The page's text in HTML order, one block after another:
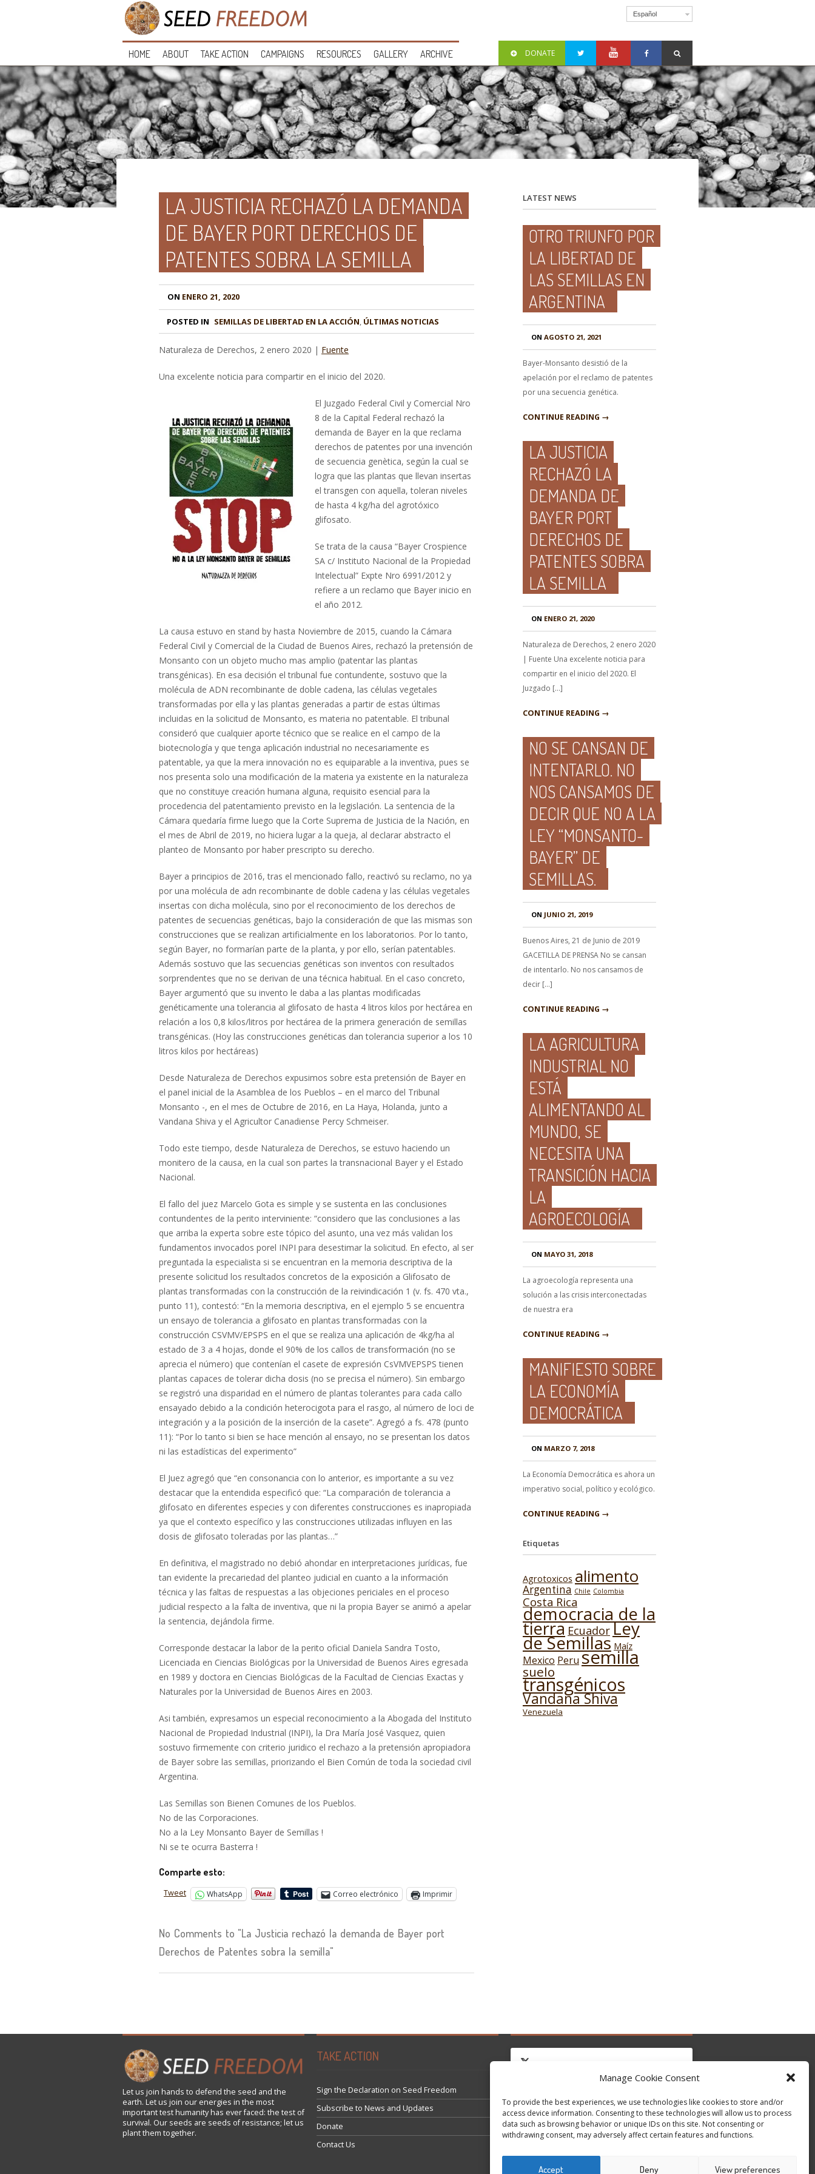
Manage Cookie Consent
To provide the best experiences, we use technologies like cookies to store and/or
access device information. Consenting to these technologies will allow us to process
data such as browsing behavior or unique IDs on this site. Not consenting or
withdrawing consent, may adversely affect certain features and functions.
Accept Deny View preferences
Español
HOME ABOUT TAKE ACTION CAMPAIGNS RESOURCES GALLERY ARCHIVE DONATE
LA JUSTICIA RECHAZÓ LA DEMANDA
DE BAYER PORT DERECHOS DE
PATENTES SOBRA LA SEMILLA
ON ENERO 21, 2020
POSTED IN SEMILLAS DE LIBERTAD EN LA ACCIÓN, ÚLTIMAS NOTICIAS
Naturaleza de Derechos, 2 enero 2020 | Fuente
Una excelente noticia para compartir en el inicio del 2020.
El Juzgado Federal Civil y Comercial Nro
8 de la Capital Federal rechazó la
demanda de Bayer en la que reclama
derechos de patentes por una invención
de secuencia genètica, según la cual se
logra que las plantas que llevan insertas
el transgen con aquella, toleran niveles
de hasta 4 kg/ha del agrotóxico
glifosato.
Se trata de la causa “Bayer Crospience
SA c/ Instituto Nacional de la Propiedad
Intelectual” Expte Nro 6991/2012 y
refiere a un reclamo que Bayer inicio en
el año 2012.
La causa estuvo en stand by hasta Noviembre de 2015, cuando la Cámara
Federal Civil y Comercial de la Ciudad de Buenos Aires, rechazó la pretensión de
Monsanto con un objeto mucho mas amplio (patentar las plantas
transgénicas). En esa decisión el tribunal fue contundente, sostuvo que la
molécula de ADN recombinante de doble cadena, las células vegetales
transformadas por ella y las plantas generadas a partir de estas últimas
incluidas en la solicitud de Monsanto, es materia no patentable. El tribunal
consideró que cualquier aporte técnico que se realice en el campo de la
biotecnología y que tenga aplicación industrial no necesariamente es
patentable, ya que la mera innovación no es equiparable a la inventiva, pues se
nos presenta solo una modificación de la materia ya existente en la naturaleza
que no constituye creación humana alguna, requisito esencial para la
procedencia del patentamiento previsto en la legislación. La sentencia de la
Cámara quedaría firme luego que la Corte Suprema de Justicia de la Nación, en
el mes de Abril de 2019, no hiciera lugar a la queja, al declarar abstracto el
planteo de Monsanto por haber prescripto su derecho.
Bayer a principios de 2016, tras el mencionado fallo, reactivó su reclamo, no ya
por una molécula de adn recombinante de doble cadena y las células vegetales
insertas con dicha molécula, sino por el reconocimiento de los derechos de
patentes de secuencias genéticas, bajo la consideración de que las mismas son
construcciones que se realizan artificialmente en los laboratorios. Por lo tanto,
según Bayer, no formarían parte de la planta, y por ello, serían patentables.
Además sostuvo que las secuencias genéticas son inventos con resultados
sorprendentes que no se derivan de una técnica habitual. En el caso concreto,
Bayer argumentó que su invento le daba a las plantas modificadas
genéticamente una tolerancia al glifosato de hasta 4 litros kilos por hectárea en
relación a los 0,8 kilos/litros por hectárea de la primera generación de semillas
transgénicas. (Hoy las construcciones genéticas dan tolerancia superior a los 10
litros kilos por hectáreas)
Desde Naturaleza de Derechos expusimos sobre esta pretensión de Bayer en
el panel inicial de la Asamblea de los Pueblos – en el marco del Tribunal
Monsanto -, en el mes de Octubre de 2016, en La Haya, Holanda, junto a
Vandana Shiva y el Agricultor Canadiense Percy Schmeiser.
Todo este tiempo, desde Naturaleza de Derechos, se estuvo haciendo un
monitero de la causa, en la cual son partes la transnacional Bayer y el Estado
Nacional.
El fallo del juez Marcelo Gota es simple y se sustenta en las conclusiones
contundentes de la perito interviniente: “considero que las conclusiones a las
que arriba la experta sobre este tópico del asunto, una vez más validan los
fundamentos invocados porel INPI para desestimar la solicitud. En efecto, al ser
preguntada la especialista si se encuentran en la memoria descriptiva de la
presente solicitud los resultados concretos de la exposición a Glifosato de
plantas transformadas con la construcción de la reivindicación 1 (v. fs. 470 vta.,
punto 11), contestó: “En la memoria descriptiva, en el ejemplo 5 se encuentra
un ensayo de tolerancia a glifosato en plantas transformadas con la
construcción CSVMV/EPSPS en el que se realiza una aplicación de 4kg/ha al
estado de 3 a 4 hojas, donde el 90% de los callos de transformación (no se
aprecia el número) que contenían el casete de expresión CsVMV­EPSPS tienen
plantas capaces de tolerar dicha dosis (no se precisa el número). Sin embargo
se registró una disparidad en el número de plantas tolerantes para cada callo
ensayado debido a la condición heterocigota para el rasgo, al número de loci de
integración y a la posición de la inserción de la casete”. Agregó a fs. 478 (punto
11): “Por lo tanto si bien se hace mención al ensayo, no se presentan los datos
ni las estadísticas del experimento”
El Juez agregó que “en consonancia con lo anterior, es importante a su vez
destacar que la entendida especificó que: “La comparación de tolerancia a
glifosato en diferentes especies y con diferentes construcciones es inapropiada
ya que el contexto específico y las construcciones utilizadas influyen en las
dosis de glifosato toleradas por las plantas…”
En definitiva, el magistrado no debió ahondar en interpretaciones jurídicas, fue
tan evidente la precariedad del planteo judicial en cuanto a la información
técnica y las faltas de respuestas a las objeciones periciales en el proceso
judicial respecto a la falta de inventiva, que ni la propia Bayer se animó a apelar
la sentencia, dejándola firme.
Corresponde destacar la labor de la perito oficial Daniela Sandra Tosto,
Licenciada en Ciencias Biológicas por la Universidad de Buenos Aires egresada
en 1989 y doctora en Ciencias Biológicas de la Facultad de Ciencias Exactas y
Naturales por la Universidad de Buenos Aires en 2003.
Asi también, expresamos un especial reconocimiento a la Abogada del Instituto
Nacional de Propiedad Industrial (INPI), la Dra María José Vasquez, quien
sostuvo firmemente con criterio juridico el rechazo a la pretensión apropiadora
de Bayer sobre las semillas, priorizando el Bien Común de toda la sociedad civil
Argentina.
Las Semillas son Bienen Comunes de los Pueblos.
No de las Corporaciones.
No a la Ley Monsanto Bayer de Semillas !
Ni se te ocurra Basterra !
Comparte esto:
Tweet WhatsApp Correo electrónico Imprimir
No Comments to "La Justicia rechazó la demanda de Bayer port
Derechos de Patentes sobra la semilla"
LATEST NEWS
OTRO TRIUNFO POR
LA LIBERTAD DE
LAS SEMILLAS EN
ARGENTINA
ON AGOSTO 21, 2021
Bayer-Monsanto desistió de la
apelación por el reclamo de patentes
por una secuencia genética.
CONTINUE READING →
LA JUSTICIA
RECHAZÓ LA
DEMANDA DE
BAYER PORT
DERECHOS DE
PATENTES SOBRA
LA SEMILLA
ON ENERO 21, 2020
Naturaleza de Derechos, 2 enero 2020
| Fuente Una excelente noticia para
compartir en el inicio del 2020. El
Juzgado […]
CONTINUE READING →
NO SE CANSAN DE
INTENTARLO. NO
NOS CANSAMOS DE
DECIR QUE NO A LA
LEY “MONSANTO-
BAYER” DE
SEMILLAS.
ON JUNIO 21, 2019
Buenos Aires, 21 de Junio de 2019
GACETILLA DE PRENSA No se cansan
de intentarlo. No nos cansamos de
decir […]
CONTINUE READING →
LA AGRICULTURA
INDUSTRIAL NO
ESTÁ
ALIMENTANDO AL
MUNDO, SE
NECESITA UNA
TRANSICIÓN HACIA
LA
AGROECOLOGÍA
ON MAYO 31, 2018
La agroecología representa una
solución a las crisis interconectadas
de nuestra era
CONTINUE READING →
MANIFIESTO SOBRE
LA ECONOMÍA
DEMOCRÁTICA
ON MARZO 7, 2018
La Economía Democrática es ahora un
imperativo social, político y ecológico.
CONTINUE READING →
Etiquetas
Agrotoxicos alimento
Argentina Chile Colombia
Costa Rica
democracia de la
tierra EcuadorLey
de Semillas Maíz
Mexico Peru semilla
suelo
transgénicos
Vandana Shiva
Venezuela
Let us join hands to defend the seed and the
earth. Let us join our energies in the most
important test humanity has ever faced: the test of
survival. Our seeds are seeds of resistance; let us
plant them together.
TAKE ACTION
Sign the Declaration on Seed Freedom
Subscribe to News and Updates
Donate
Contact Us
Tweets by @occupytheseed
Haz clic para aceptar cookies de marketing y
permitir este contenido